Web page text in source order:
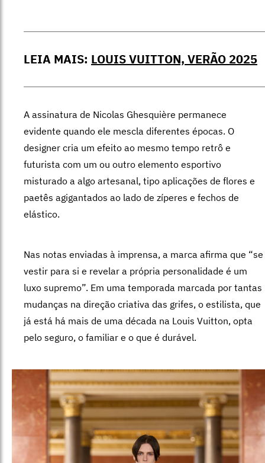
LEIA MAIS: LOUIS VUITTON, VERÃO 2025
A assinatura de Nicolas Ghesquière permanece
evidente quando ele mescla diferentes épocas. O
designer cria um efeito ao mesmo tempo retrô e
futurista com um ou outro elemento esportivo
misturado a algo artesanal, tipo aplicações de flores e
paetês agigantados ao lado de zíperes e fechos de
elástico.
Nas notas enviadas à imprensa, a marca afirma que “se
vestir para si e revelar a própria personalidade é um
luxo supremo”. Em uma temporada marcada por tantas
mudanças na direção criativa das grifes, o estilista, que
já está há mais de uma década na Louis Vuitton, opta
pelo seguro, o familiar e o que é durável.